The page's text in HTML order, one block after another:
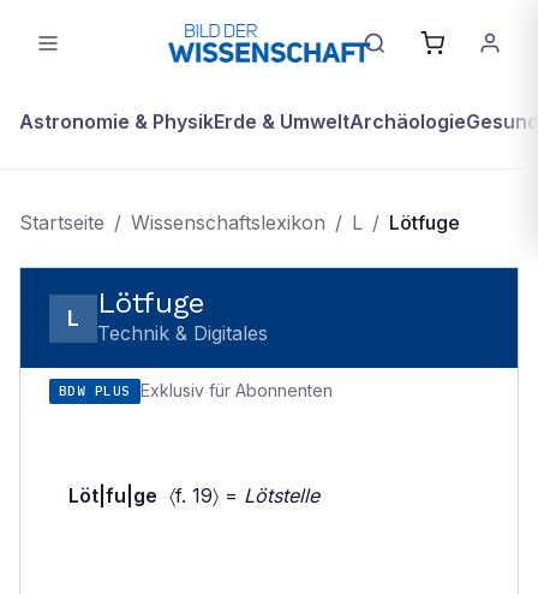
Astronomie & PhysikErde & UmweltArchäologie
Startseite / Wissenschaftslexikon / L / Lötfuge
L Lötfuge
Technik & Digitales
BDW PLUS Exklusiv für Abonnenten
Löt|fu|ge 〈f. 19〉 = Lötstelle